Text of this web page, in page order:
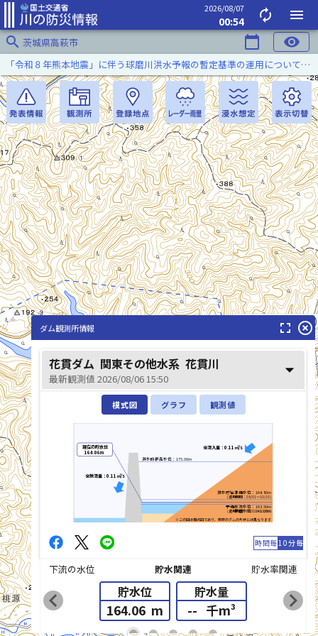
2026/08/07
00:54 autorenew
menu
search 茨城県高萩市 calendar_today visibility
花貫川(はなぬきかわ)
「令和８年熊本地震」に伴う球磨川洪水予報の暫定基準の運用について（令和８年８月５日）
list_alt
ダム観測所情報 fullscreen highlight_off
花貫ダム 関東その他水系 花貫川
最新観測値 2026/08/06 15:50 arrow_drop_down
模式図 グラフ 観測値
※この図は模式図であり、実際のダムの形状とは異なります
洪水時最高水位：175.00m
洪水貯留準備水位：164.80m
(適用期間：08/01～10/10)
予備放流水位：163.50m
(適用期間：08/01～10/10)
最低水位：161.00m
現在の貯水位
164.06m
全流入量：0.11㎥/s
全放流量：0.11㎥/s
時間毎10分毎
下流の水位 貯水関連 貯水率関連
貯水位
164.06 m
貯水量
-- 千m³
chevron_left chevron_right